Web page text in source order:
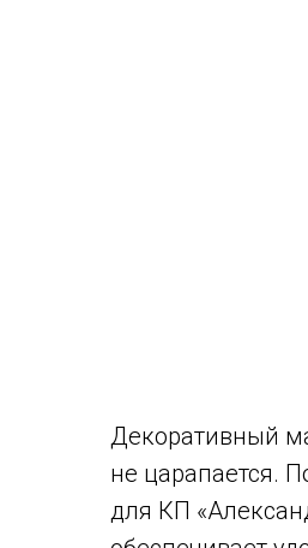
Декоративный
не царапается.
для КП